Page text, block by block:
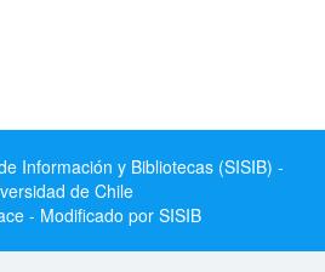
Información y Bibliotecas (SISIB) -
de Chile
- Modificado por SISIB